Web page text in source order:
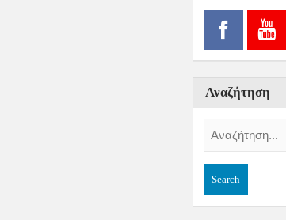
Αναζήτηση